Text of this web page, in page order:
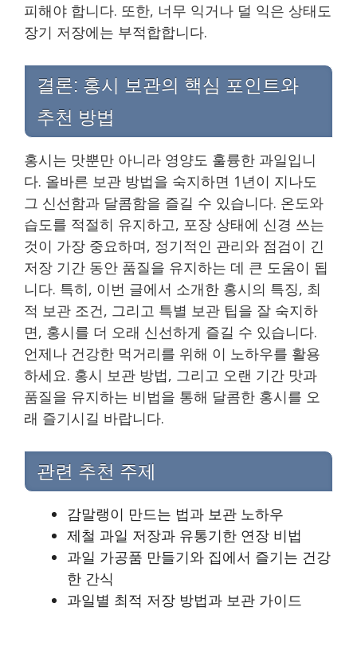
피해야 합니다. 또한, 너무 익거나 덜 익은 상태도
장기 저장에는 부적합합니다.
결론: 홍시 보관의 핵심 포인트와
추천 방법
홍시는 맛뿐만 아니라 영양도 훌륭한 과일입니
다. 올바른 보관 방법을 숙지하면 1년이 지나도
그 신선함과 달콤함을 즐길 수 있습니다. 온도와
습도를 적절히 유지하고, 포장 상태에 신경 쓰는
것이 가장 중요하며, 정기적인 관리와 점검이 긴
저장 기간 동안 품질을 유지하는 데 큰 도움이 됩
니다. 특히, 이번 글에서 소개한 홍시의 특징, 최
적 보관 조건, 그리고 특별 보관 팁을 잘 숙지하
면, 홍시를 더 오래 신선하게 즐길 수 있습니다.
언제나 건강한 먹거리를 위해 이 노하우를 활용
하세요. 홍시 보관 방법, 그리고 오랜 기간 맛과
품질을 유지하는 비법을 통해 달콤한 홍시를 오
래 즐기시길 바랍니다.
관련 추천 주제
감말랭이 만드는 법과 보관 노하우
제철 과일 저장과 유통기한 연장 비법
과일 가공품 만들기와 집에서 즐기는 건강
한 간식
과일별 최적 저장 방법과 보관 가이드